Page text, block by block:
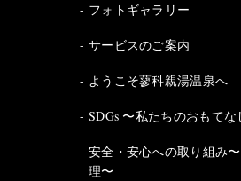
フォトギャラリー
サービスのご案内
ようこそ蓼科親湯温泉へ
SDGs 〜私たちのおもてな
安全・安心への取り組み
理〜